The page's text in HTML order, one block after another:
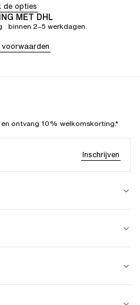
de opties
MET DHL
binnen 2–5 werkdagen.
ontvang 10% welkomskorting.*
Inschrijven